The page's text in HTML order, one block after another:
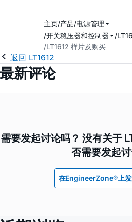
主页 产品 电源管理
开关稳压器和控制器
LT1612 样片及购买
返回 LT1612
最新评论
需要发起讨论吗？ 没有关于
否需要发起讨
在EngineerZone®上发